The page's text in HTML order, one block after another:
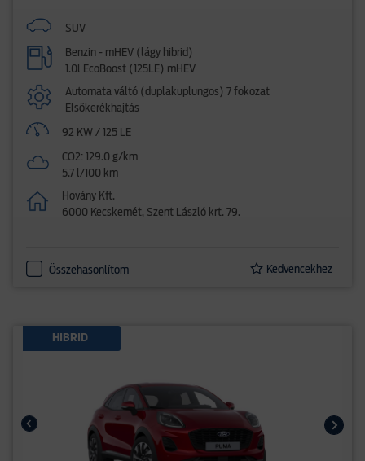
SUV
Benzin - mHEV (lágy hibrid)
1.0l EcoBoost (125LE) mHEV
Automata váltó (duplakuplungos) 7 fokozat
Elsőkerékhajtás
92 KW / 125 LE
CO2: 129.0 g/km
5.7 l/100 km
Hovány Kft.
6000 Kecskemét, Szent László krt. 79.
Összehasonlítom Kedvencekhez
HIBRID